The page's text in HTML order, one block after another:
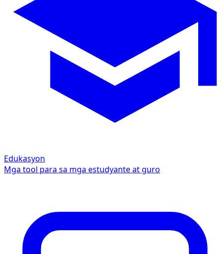
Edukasyon
Mga tool para sa mga estudyante at guro